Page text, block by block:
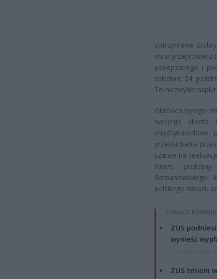
Zatrzymanie
musi
podejrzanego i
zaledwie 24
To niezwykle
Obrońca byłego
swojego klienta
międzynarodowej
przesłuchania
szanse na
News,
Romanowskiego,
polskiego nakazu
ZOBACZ
ZUS
wynieść
ZUS zmieni